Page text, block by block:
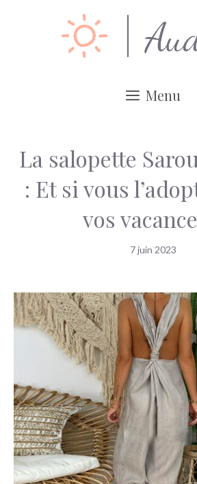
Menu
La salopette
: Et si vous
vos
7 juin 2023